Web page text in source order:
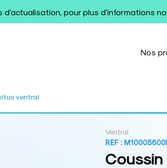
d'actualisation, pour plus d'informations
Nos
ventral
Ventral
REF :